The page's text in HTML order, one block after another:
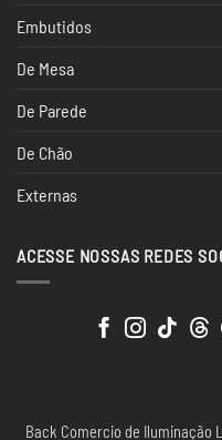
Embutidos
De Mesa
De Parede
De Chão
Externas
ACESSE NOSSAS REDES
Back Comercio de Iluminação